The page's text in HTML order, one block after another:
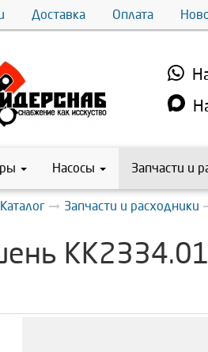
Доставка Оплата
Насосы Запчасти и
Каталог Запчасти и расходники